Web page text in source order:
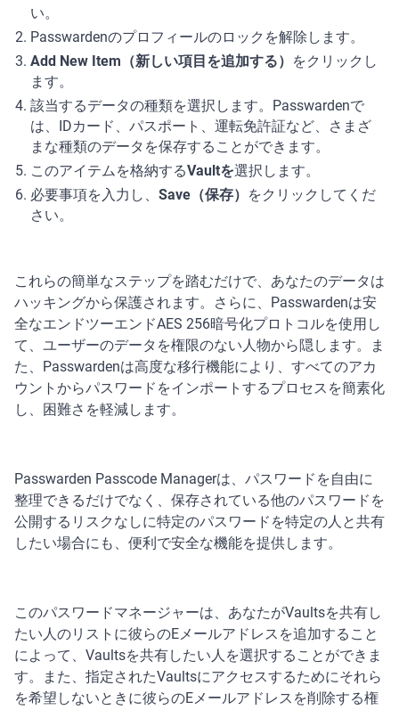
い。
Passwardenのプロフィールのロックを解除します。
Add New Item（新しい項目を追加する） をクリックし
ます。
該当するデータの種類を選択します。Passwardenで
は、IDカード、パスポート、運転免許証など、さまざ
まな種類のデータを保存することができます。
このアイテムを格納するVaultを選択します。
必要事項を入力し、 Save（保存） をクリックしてくだ
さい。
これらの簡単なステップを踏むだけで、あなたのデータは
ハッキングから保護されます。さらに、Passwardenは安
全なエンドツーエンドAES 256暗号化プロトコルを使用し
て、ユーザーのデータを権限のない人物から隠します。ま
た、Passwardenは高度な移行機能により、すべてのアカ
ウントからパスワードをインポートするプロセスを簡素化
し、困難さを軽減します。
Passwarden Passcode Managerは、パスワードを自由に
整理できるだけでなく、保存されている他のパスワードを
公開するリスクなしに特定のパスワードを特定の人と共有
したい場合にも、便利で安全な機能を提供します。
このパスワードマネージャーは、あなたがVaultsを共有し
たい人のリストに彼らのEメールアドレスを追加すること
によって、Vaultsを共有したい人を選択することができま
す。また、指定されたVaultsにアクセスするためにそれら
を希望しないときに彼らのEメールアドレスを削除する権